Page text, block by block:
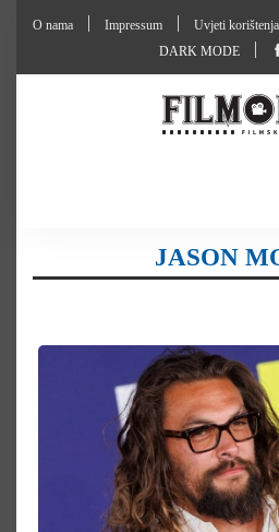
O nama Impressum Uvjeti korištenja
DARK MODE
JASON